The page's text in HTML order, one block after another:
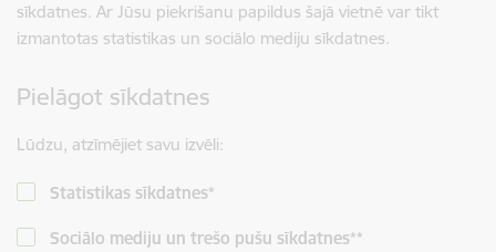
sīkdatnes. Ar Jūsu piekrišanu papildus šajā vietnē var tikt
izmantotas statistikas un sociālo mediju sīkdatnes.
Pielāgot sīkdatnes
Lūdzu, atzīmējiet savu izvēli:
Statistikas sīkdatnes*
Sociālo mediju un trešo pušu sīkdatnes**